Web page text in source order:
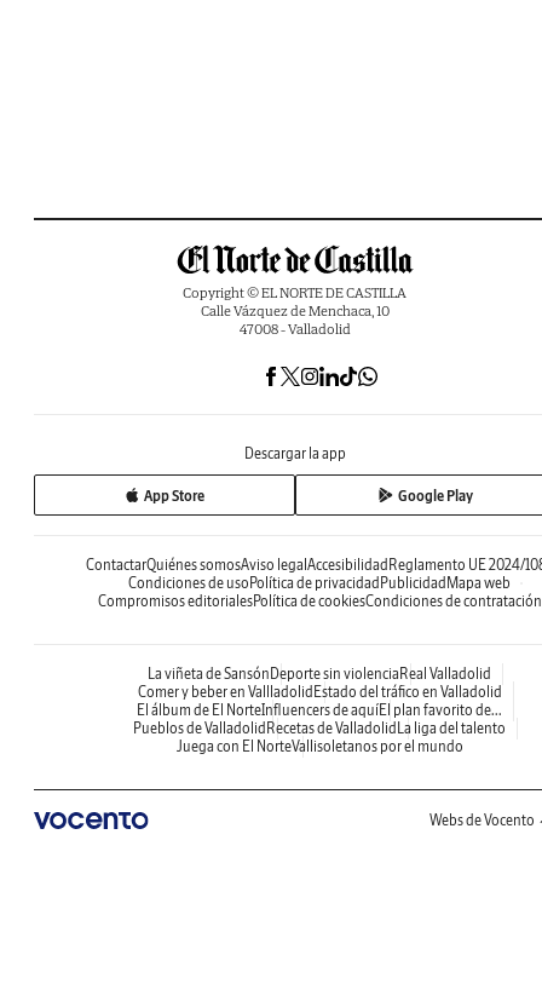
Copyright © EL NORTE DE CASTILLA
Calle Vázquez de Menchaca, 10
47008 - Valladolid
Descargar la app
App Store Google Play
ContactarQuiénes somosAviso legal Accesibilidad Reglamento UE 2024/
Condiciones de uso Política de privacidad Publicidad Mapa web
Compromisos editorialesPolítica de cookiesCondiciones de contratación
La viñeta de Sansón Deporte sin violencia Real Valladolid
Comer y beber en Vallladolid Estado del tráfico en Valladolid
El álbum de El NorteInfluencers de aquíEl plan favorito de...
Pueblos de Valladolid Recetas de Valladolid La liga del talento
Juega con El NorteVallisoletanos por el mundo
Webs de Vocento